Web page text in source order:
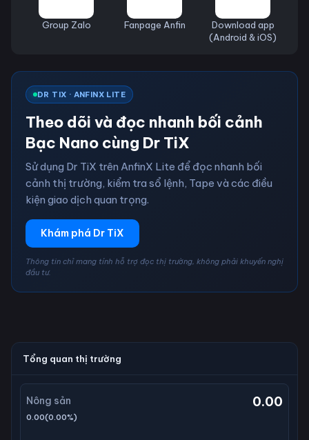
Group Zalo Fanpage Anfin
Download app
(Android & iOS)
DR TIX · ANFINX LITE
Theo dõi và đọc nhanh bối cảnh
Bạc Nano cùng Dr TiX
Sử dụng Dr TiX trên AnfinX Lite để đọc nhanh bối
cảnh thị trường, kiểm tra sổ lệnh, Tape và các điều
kiện giao dịch quan trọng.
Khám phá Dr TiX
Thông tin chỉ mang tính hỗ trợ đọc thị trường, không phải khuyến nghị
đầu tư.
Tổng quan thị trường
Nông sản 0.00
0.00(0.00%)